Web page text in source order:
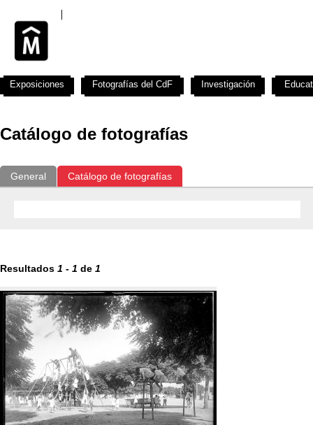
Catálogo de fotografías
General Catálogo de fotografías
Resultados 1 - 1 de 1
Exposiciones Fotografías del CdF Investigación